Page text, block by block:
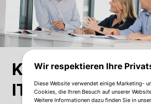
Kostenersparnis
IT
Wir respektieren Ihre
Diese Website verwendet einige Marketing-
Cookies, die Ihren Besuch auf unserer
Weitere Informationen dazu finden Sie in